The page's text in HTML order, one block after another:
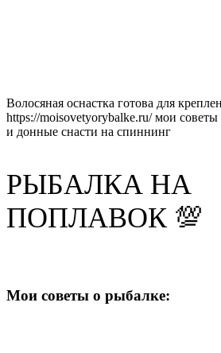
Волосяная оснастка готова для
https://moisovetyorybalke.ru/ мои
и донные снасти на спиннинг
РЫБАЛКА НА
ПОПЛАВОК 💯
Мои советы о рыбалке: